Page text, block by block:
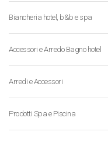
Biancheria hotel, b&b e spa
Accessori e Arredo Bagno hotel
Arredi e Accessori
Prodotti Spa e Piscina